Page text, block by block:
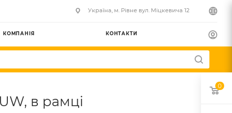
Українa, м. Рівне вул. Міцкевича 12
КОМПАНІЯ КОНТАКТИ
в рамці
0